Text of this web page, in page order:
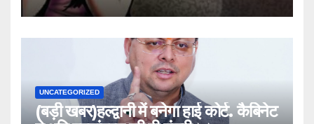
UNCATEGORIZED
(बड़ी खबर)हल्द्वानी में बनेगा हाई कोर्ट. कैबिनेट